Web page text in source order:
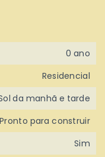
0 ano
Residencial
da manhã e tarde
Pronto para construir
Sim